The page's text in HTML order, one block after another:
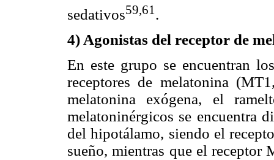
sedativos59,61 .
4) Agonistas del receptor de
En este grupo se encuentran
receptores de melatonina
melatonina exógena, el
melatoninérgicos se encuentra
del hipotálamo, siendo el
sueño, mientras que el